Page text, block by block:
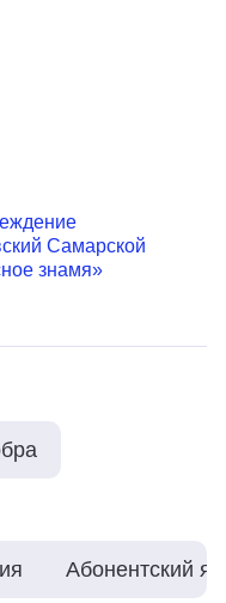
Самарской
знамя»
Абонентский